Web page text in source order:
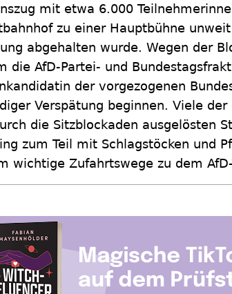
mit etwa 6.000
zu einer Hauptbühne
abgehalten wurde. Wegen der
die AfD-Partei- und
der vorgezogenen
Verspätung beginnen. Viele
die Sitzblockaden ausgelösten
zum Teil mit Schlagstöcken und
wichtige Zufahrtswege zu dem